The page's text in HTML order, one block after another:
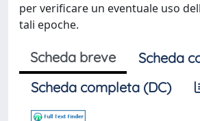
per verificare un eventuale uso
tali epoche.
Scheda breve
Scheda
Scheda completa (DC)